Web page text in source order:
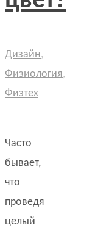
Дизайн,
Физиология,
Физтех
Часто
бывает,
что
проведя
целый